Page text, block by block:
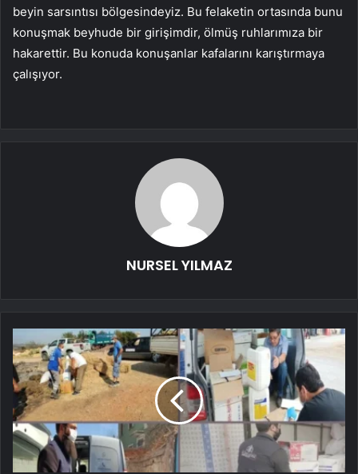
beyin sarsıntısı bölgesindeyiz. Bu felaketin ortasında bunu
konuşmak beyhude bir girişimdir, ölmüş ruhlarımıza bir
hakarettir. Bu konuda konuşanlar kafalarını karıştırmaya
çalışıyor.
NURSEL YILMAZ